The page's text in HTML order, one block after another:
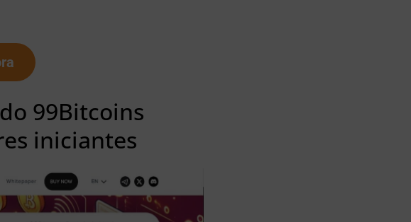
99Bitcoins
iniciantes